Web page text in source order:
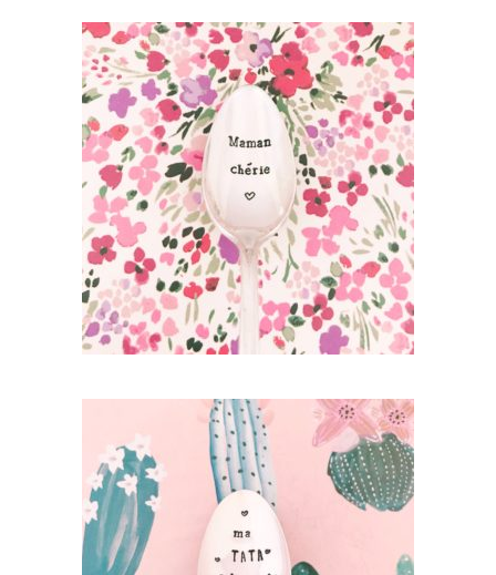
PETITE CUILLÈRE GRAVÉE VINTAGE :
MAMAN CHÉRIE
35,00€
AJOUTER AU PANIER
PETITE CUILLÈRE GRAVÉE VINTAGE : MA
TATA D’AMOUR
35,00€